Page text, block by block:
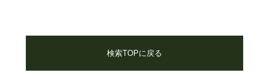
検索TOPに戻る